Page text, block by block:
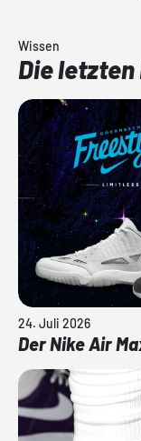
Wissen
Die
24. Juli 2026
Der Nike Air